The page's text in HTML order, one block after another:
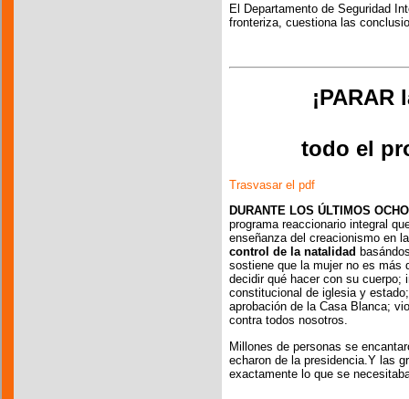
El Departamento de Seguridad
fronteriza, cuestiona las
todo el
Trasvasar el pdf
DURANTE LOS ÚLTIMOS
programa reaccionario integral
enseñanza del creacionismo en
control de la natalidad
sostiene que la mujer no es más
decidir qué hacer con su cuerpo;
constitucional de iglesia y
aprobación de la Casa Blanca;
contra todos nosotros.
Millones de personas se
echaron de la presidencia.Y las
exactamente lo que se